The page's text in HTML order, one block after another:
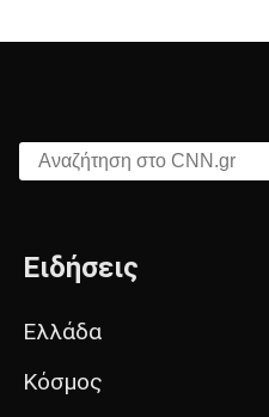
Αναζήτηση στο CNN.gr
Ειδήσεις
Ελλάδα
Κόσμος